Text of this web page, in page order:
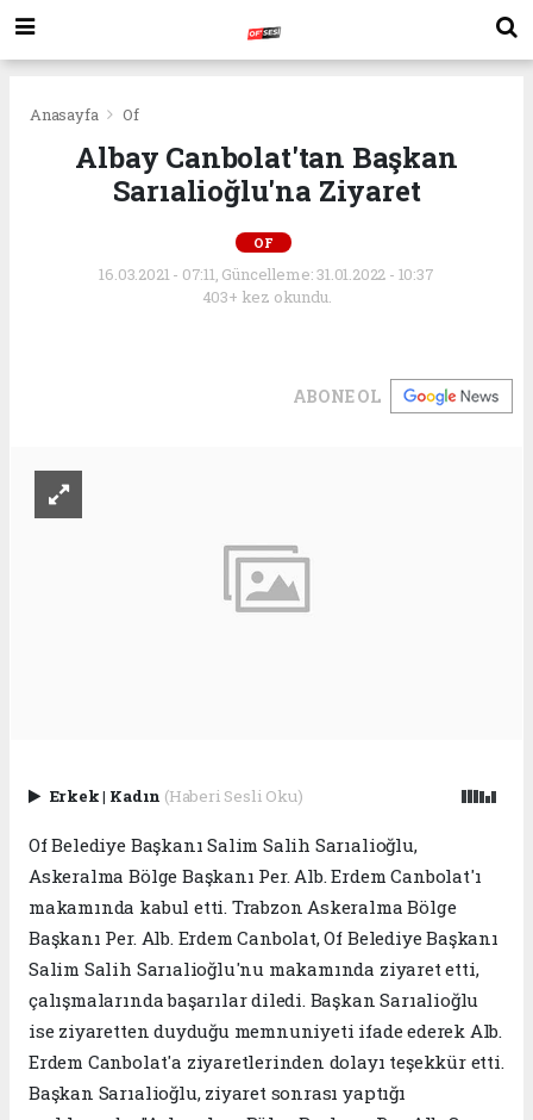
Anasayfa Of
Albay Canbolat'tan Başkan
Sarıalioğlu'na Ziyaret
OF
16.03.2021 - 07:11, Güncelleme: 31.01.2022 - 10:37
403+ kez okundu.
ABONE OL
Erkek| Kadın (Haberi Sesli Oku)
Of Belediye Başkanı Salim Salih Sarıalioğlu,
Askeralma Bölge Başkanı Per. Alb. Erdem Canbolat'ı
makamında kabul etti. Trabzon Askeralma Bölge
Başkanı Per. Alb. Erdem Canbolat, Of Belediye Başkanı
Salim Salih Sarıalioğlu'nu makamında ziyaret etti,
çalışmalarında başarılar diledi. Başkan Sarıalioğlu
ise ziyaretten duyduğu memnuniyeti ifade ederek Alb.
Erdem Canbolat'a ziyaretlerinden dolayı teşekkür etti.
Başkan Sarıalioğlu, ziyaret sonrası yaptığı